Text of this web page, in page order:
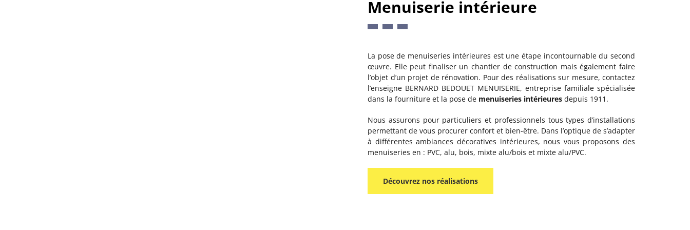
Menuiserie intérieure
La pose de menuiseries intérieures est une étape incontournable du second
œuvre. Elle peut finaliser un chantier de construction mais également faire
l’objet d’un projet de rénovation. Pour des réalisations sur mesure, contactez
l’enseigne BERNARD BEDOUET MENUISERIE, entreprise familiale spécialisée
dans la fourniture et la pose de menuiseries intérieures depuis 1911.
Nous assurons pour particuliers et professionnels tous types d’installations
permettant de vous procurer confort et bien-être. Dans l’optique de s’adapter
à différentes ambiances décoratives intérieures, nous vous proposons des
menuiseries en : PVC, alu, bois, mixte alu/bois et mixte alu/PVC.
Découvrez nos réalisations